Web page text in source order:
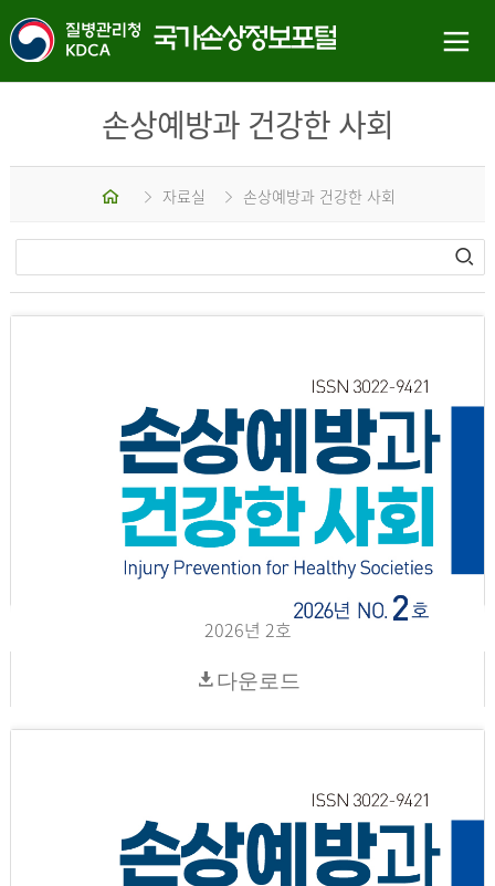
손상예방과 건강한 사회
홈 자료실 손상예방과 건강한 사회
2026년 2호
다운로드